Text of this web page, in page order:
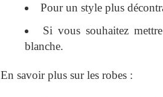
Pour un style plus
Si vous souhaitez
blanche.
En savoir plus sur les robes :